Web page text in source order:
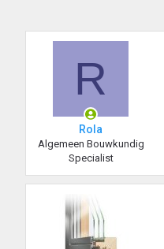
R
Rola
Algemeen Bouwkundig
Specialist